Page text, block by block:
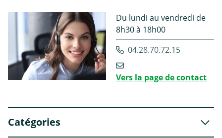
Du lundi au vendredi de
8h30 à 18h00
04.28.70.72.15
Vers la page de contact
Catégories